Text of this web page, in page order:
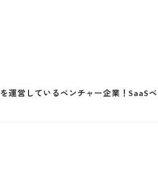
運営しているベンチャー企業！SaaS